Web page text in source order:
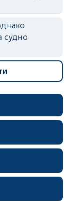
судно